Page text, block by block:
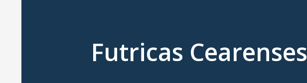
Futricas Cearenses